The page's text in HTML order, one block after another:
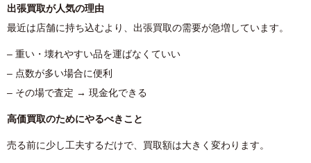
出張買取が人気の理由
最近は店舗に持ち込むより、出張買取の需要が急増しています。
– 重い・壊れやすい品を運ばなくていい
– 点数が多い場合に便利
– その場で査定 → 現金化できる
高価買取のためにやるべきこと
売る前に少し工夫するだけで、買取額は大きく変わります。